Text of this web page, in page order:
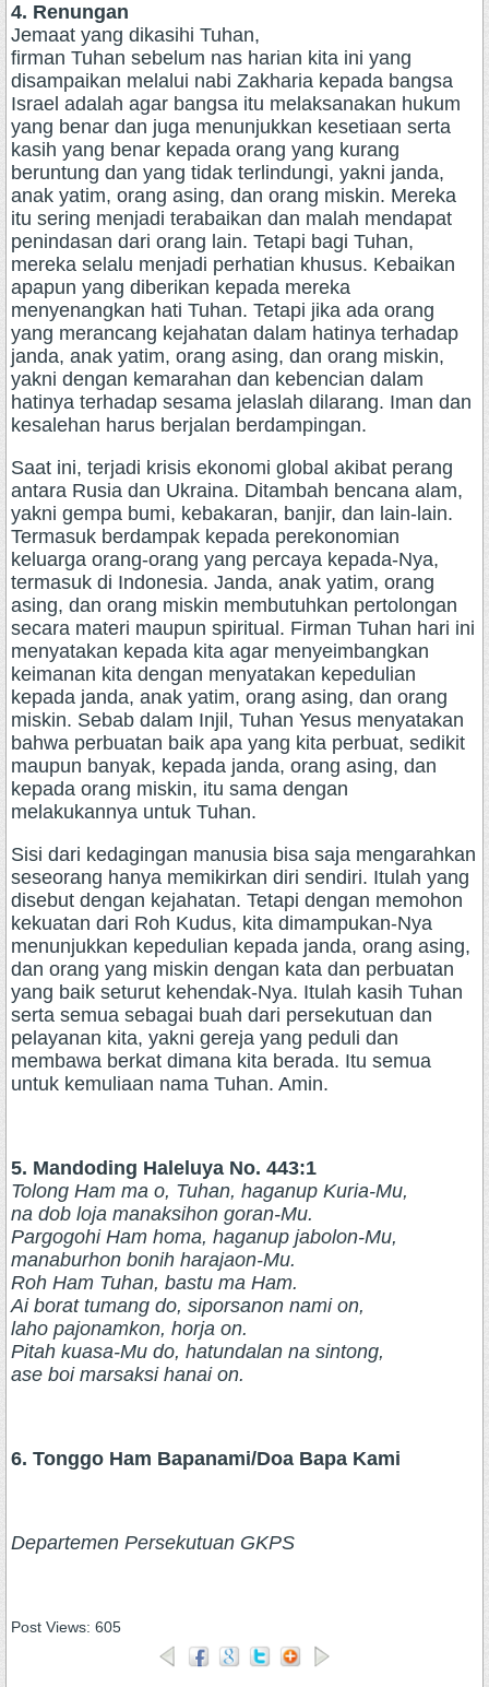
4. Renungan
Jemaat yang dikasihi Tuhan,
firman Tuhan sebelum nas harian kita ini yang
disampaikan melalui nabi Zakharia kepada bangsa
Israel adalah agar bangsa itu melaksanakan hukum
yang benar dan juga menunjukkan kesetiaan serta
kasih yang benar kepada orang yang kurang
beruntung dan yang tidak terlindungi, yakni janda,
anak yatim, orang asing, dan orang miskin. Mereka
itu sering menjadi terabaikan dan malah mendapat
penindasan dari orang lain. Tetapi bagi Tuhan,
mereka selalu menjadi perhatian khusus. Kebaikan
apapun yang diberikan kepada mereka
menyenangkan hati Tuhan. Tetapi jika ada orang
yang merancang kejahatan dalam hatinya terhadap
janda, anak yatim, orang asing, dan orang miskin,
yakni dengan kemarahan dan kebencian dalam
hatinya terhadap sesama jelaslah dilarang. Iman dan
kesalehan harus berjalan berdampingan.
Saat ini, terjadi krisis ekonomi global akibat perang
antara Rusia dan Ukraina. Ditambah bencana alam,
yakni gempa bumi, kebakaran, banjir, dan lain-lain.
Termasuk berdampak kepada perekonomian
keluarga orang-orang yang percaya kepada-Nya,
termasuk di Indonesia. Janda, anak yatim, orang
asing, dan orang miskin membutuhkan pertolongan
secara materi maupun spiritual. Firman Tuhan hari ini
menyatakan kepada kita agar menyeimbangkan
keimanan kita dengan menyatakan kepedulian
kepada janda, anak yatim, orang asing, dan orang
miskin. Sebab dalam Injil, Tuhan Yesus menyatakan
bahwa perbuatan baik apa yang kita perbuat, sedikit
maupun banyak, kepada janda, orang asing, dan
kepada orang miskin, itu sama dengan
melakukannya untuk Tuhan.
Sisi dari kedagingan manusia bisa saja mengarahkan
seseorang hanya memikirkan diri sendiri. Itulah yang
disebut dengan kejahatan. Tetapi dengan memohon
kekuatan dari Roh Kudus, kita dimampukan-Nya
menunjukkan kepedulian kepada janda, orang asing,
dan orang yang miskin dengan kata dan perbuatan
yang baik seturut kehendak-Nya. Itulah kasih Tuhan
serta semua sebagai buah dari persekutuan dan
pelayanan kita, yakni gereja yang peduli dan
membawa berkat dimana kita berada. Itu semua
untuk kemuliaan nama Tuhan. Amin.
5. Mandoding Haleluya No. 443:1
Tolong Ham ma o, Tuhan, haganup Kuria-Mu,
na dob loja manaksihon goran-Mu.
Pargogohi Ham homa, haganup jabolon-Mu,
manaburhon bonih harajaon-Mu.
Roh Ham Tuhan, bastu ma Ham.
Ai borat tumang do, siporsanon nami on,
laho pajonamkon, horja on.
Pitah kuasa-Mu do, hatundalan na sintong,
ase boi marsaksi hanai on.
6. Tonggo Ham Bapanami/Doa Bapa Kami
Departemen Persekutuan GKPS
Post Views: 605